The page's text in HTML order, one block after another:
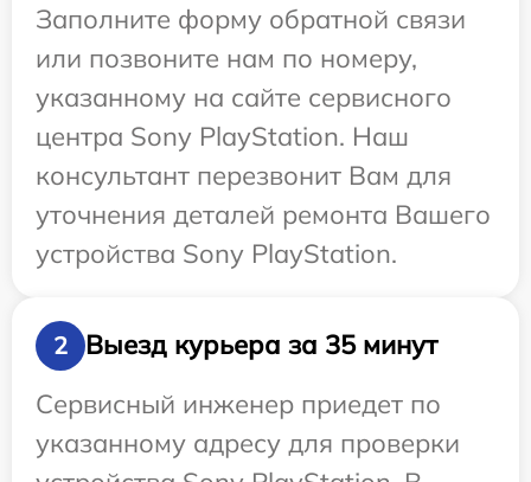
Заполните форму обратной связи
или позвоните нам по номеру,
указанному на сайте сервисного
центра Sony PlayStation. Наш
консультант перезвонит Вам для
уточнения деталей ремонта Вашего
устройства Sony PlayStation.
2
Выезд курьера за 35 минут
Сервисный инженер приедет по
указанному адресу для проверки